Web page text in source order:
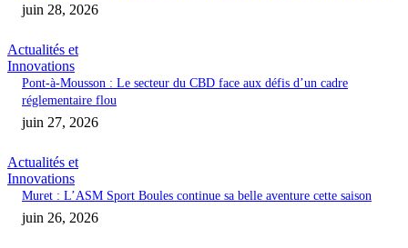
juin 28, 2026
Actualités et
Innovations
Pont-à-Mousson : Le secteur du CBD face aux défis d’un cadre
réglementaire flou
juin 27, 2026
Actualités et
Innovations
Muret : L’ASM Sport Boules continue sa belle aventure cette saison
juin 26, 2026